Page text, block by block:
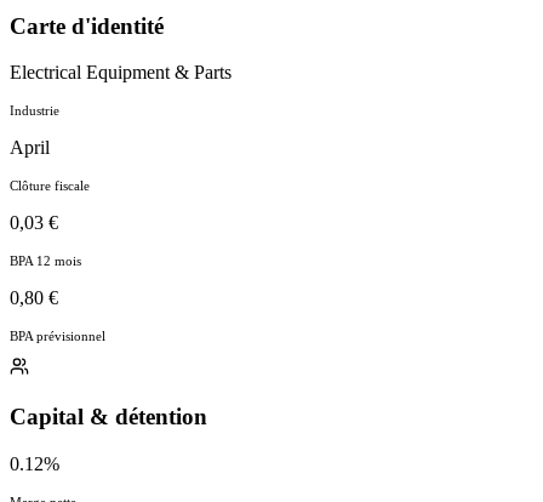
Carte d'identité
Electrical Equipment & Parts
Industrie
April
Clôture fiscale
0,03 €
BPA 12 mois
0,80 €
BPA prévisionnel
Capital & détention
0.12%